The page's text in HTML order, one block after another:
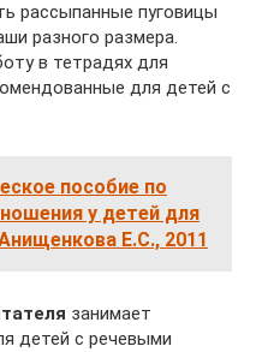
рассыпанные пуговицы
разного размера.
в тетрадях для
для детей с
пособие по
у детей для
Е.С., 2011
занимает
детей с речевыми